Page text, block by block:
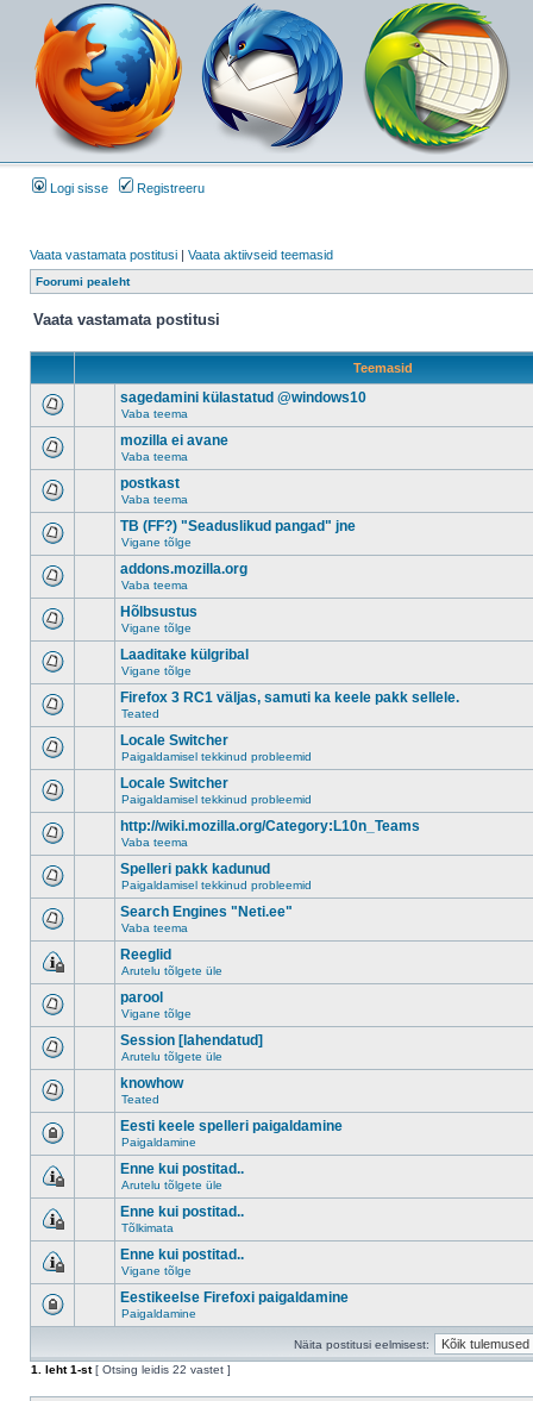
Logi sisse Registreeru
Vaata vastamata postitusi | Vaata aktiivseid teemasid
Foorumi pealeht
Vaata vastamata postitusi
Teemasid
sagedamini külastatud @windows10
Vaba teema
mozilla ei avane
Vaba teema
postkast
Vaba teema
TB (FF?) "Seaduslikud pangad" jne
Vigane tõlge
addons.mozilla.org
Vaba teema
Hõlbsustus
Vigane tõlge
Laaditake külgribal
Vigane tõlge
Firefox 3 RC1 väljas, samuti ka keele pakk sellele.
Teated
Locale Switcher
Paigaldamisel tekkinud probleemid
Locale Switcher
Paigaldamisel tekkinud probleemid
http://wiki.mozilla.org/Category:L10n_Teams
Vaba teema
Spelleri pakk kadunud
Paigaldamisel tekkinud probleemid
Search Engines "Neti.ee"
Vaba teema
Reeglid
Arutelu tõlgete üle
parool
Vigane tõlge
Session [lahendatud]
Arutelu tõlgete üle
knowhow
Teated
Eesti keele spelleri paigaldamine
Paigaldamine
Enne kui postitad..
Arutelu tõlgete üle
Enne kui postitad..
Tõlkimata
Enne kui postitad..
Vigane tõlge
Eestikeelse Firefoxi paigaldamine
Paigaldamine
Näita postitusi eelmisest:
1
. leht1-st[ Otsing leidis 22 vastet ]